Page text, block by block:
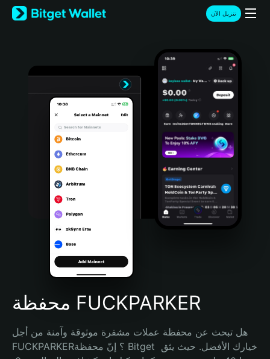
English
日本語
Türkçe
Português (Portugal)
Bahasa Indonesia
Português (Brasil)
Español (Argentina)
تنزيل الآن
محفظة FUCKPARKER
هل تبحث عن محفظة عملات مشفرة موثوقة وآمنة من أجل
FUCKPARKER؟ إنّ محفظة Bitget خيارك الأفضل. حيث يثق